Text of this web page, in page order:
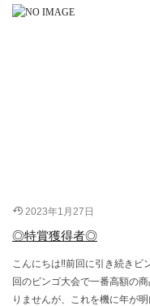
2023年1月27日
◎特賞獲得者◎
こんにちは‼前回に引き続きビ
回のビンゴ大会で一番高額の
りませんが、これを機に年が